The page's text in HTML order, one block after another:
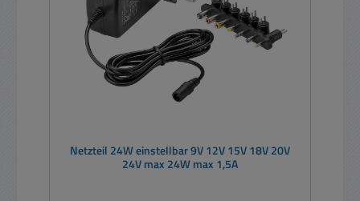
Netzteil 24W einstellbar 9V 12V 15V 18V 20V
24V max 24W max 1,5A